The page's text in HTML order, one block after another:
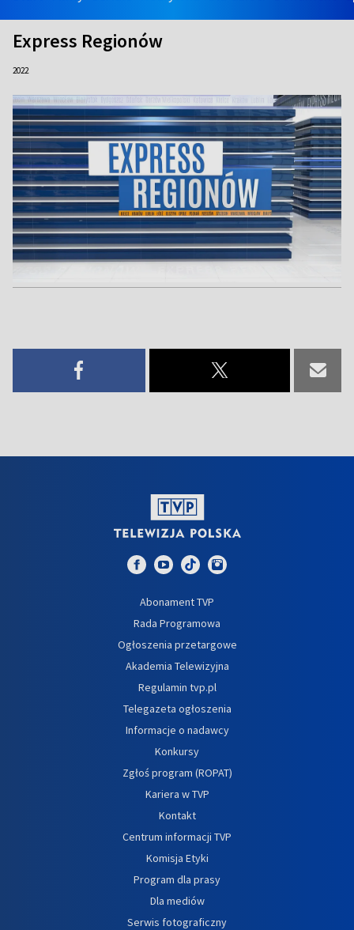
Express Regionów
2022
Abonament TVP
Rada Programowa
Ogłoszenia przetargowe
Akademia Telewizyjna
Regulamin tvp.pl
Telegazeta ogłoszenia
Informacje o nadawcy
Konkursy
Zgłoś program (ROPAT)
Kariera w TVP
Kontakt
Centrum informacji TVP
Komisja Etyki
Program dla prasy
Dla mediów
Serwis fotograficzny